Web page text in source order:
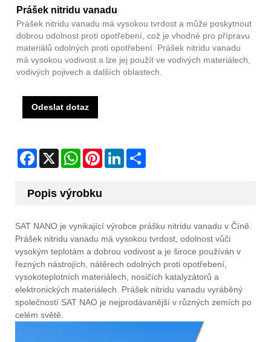
Prášek nitridu vanadu
Prášek nitridu vanadu má vysokou tvrdost a může poskytnout
dobrou odolnost proti opotřebení, což je vhodné pro přípravu
materiálů odolných proti opotřebení. Prášek nitridu vanadu
má vysokou vodivost a lze jej použít ve vodivých materiálech,
vodivých pojivech a dalších oblastech.
Odeslat dotaz
Facebook
X WhatsAppPinterestLinkedIn
Popis výrobku
SAT NANO je vynikající výrobce prášku nitridu vanadu v Číně.
Prášek nitridu vanadu má vysokou tvrdost, odolnost vůči
vysokým teplotám a dobrou vodivost a je široce používán v
řezných nástrojích, nátěrech odolných proti opotřebení,
vysokoteplotních materiálech, nosičích katalyzátorů a
elektronických materiálech. Prášek nitridu vanadu vyráběný
společností SAT NAO je nejprodávanější v různých zemích po
celém světě.